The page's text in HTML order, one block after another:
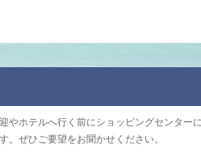
やホテルへ行く前にショッピングセンター
ぜひご要望をお聞かせください。